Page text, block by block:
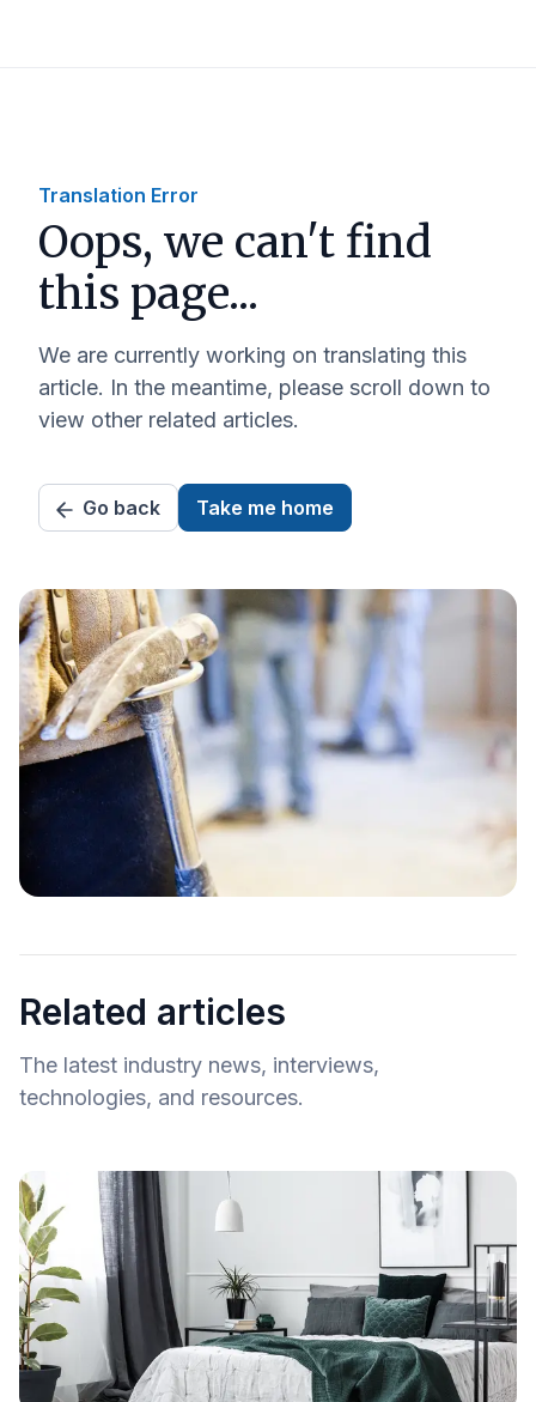
Translation Error
Oops, we can't find
this page...
We are currently working on translating this
article. In the meantime, please scroll down to
view other related articles.
Go back Take me home
Related articles
The latest industry news, interviews,
technologies, and resources.